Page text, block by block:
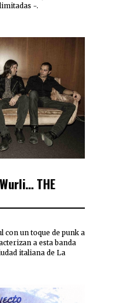
-.
THE
con un toque de punk a
a esta banda
italiana de La